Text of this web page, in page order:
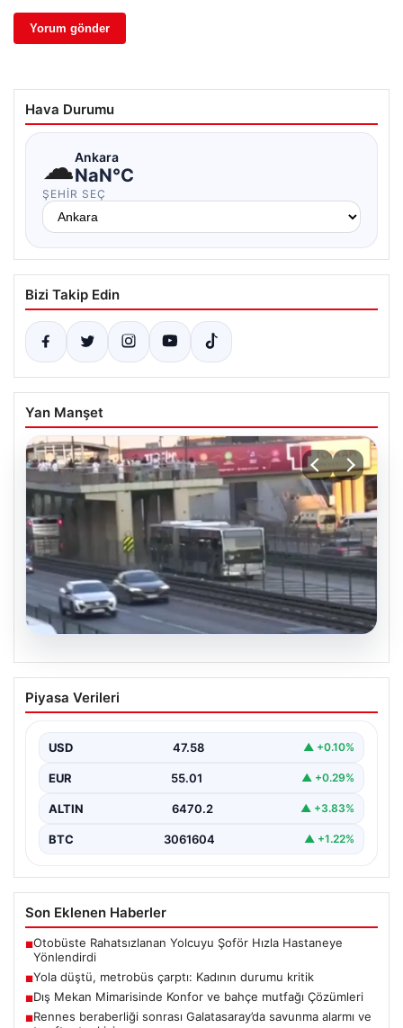
Hava Durumu
☁Ankara
NaN°C
ŞEHIR SEÇ
Bizi Takip Edin
Yan Manşet
Yola düştü, metrobüs çarptı: Kadının
durumu kritik
Piyasa Verileri
USD 47.58 ▲ +0.10%
EUR 55.01 ▲ +0.29%
ALTIN 6470.2 ▲ +3.83%
BTC 3061604 ▲ +1.22%
Son Eklenen Haberler
■Otobüste Rahatsızlanan Yolcuyu Şoför Hızla Hastaneye
Yönlendirdi
■Yola düştü, metrobüs çarptı: Kadının durumu kritik
■Dış Mekan Mimarisinde Konfor ve bahçe mutfağı Çözümleri
■Rennes beraberliği sonrası Galatasaray’da savunma alarmı ve